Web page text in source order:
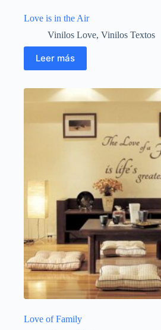
Love is in the Air
Vinilos Love, Vinilos Textos
Leer más
Love of Family